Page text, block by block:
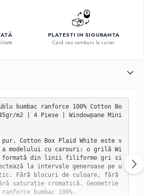
PLATESTI IN SIGURANTA
Card sau ramburs la curier
bumbac ranforce 100% Cotton Bo
m2 | 4 Piese | Windowpane Mini
Cotton Box Plaid White este v
modelului cu carouri: o grilă Wi
formată din linii filiforme gri si
la intervale generoase pe u
Fără blocuri de culoare, fără
saturație cromatică. Geometrie
bumbac 100%.